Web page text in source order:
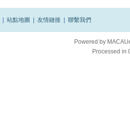
站點地圖 友情鏈接 聯繫我們
Powered by
Processed in